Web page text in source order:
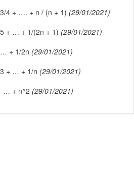
4 + …. + n / (n + 1) (29/01/2021)
+ … + 1/(2n + 1) (29/01/2021)
+ 1/2n (29/01/2021)
+ … + 1/n (29/01/2021)
… + n^2 (29/01/2021)